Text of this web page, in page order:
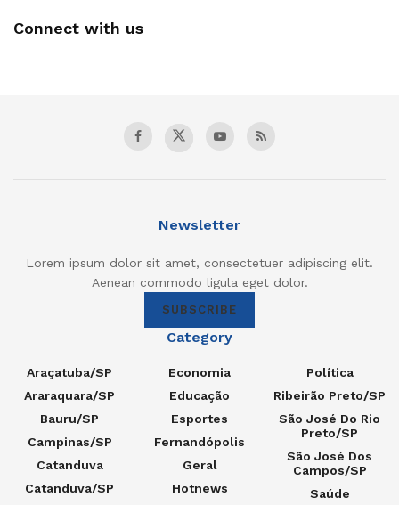
Connect with us
Newsletter
Lorem ipsum dolor sit amet, consectetuer adipiscing elit.
Aenean commodo ligula eget dolor.
SUBSCRIBE
Category
Araçatuba/SP
Araraquara/SP
Bauru/SP
Campinas/SP
Catanduva
Catanduva/SP
Economia
Educação
Esportes
Fernandópolis
Geral
Hotnews
Política
Ribeirão Preto/SP
São José Do Rio
Preto/SP
São José Dos
Campos/SP
Saúde